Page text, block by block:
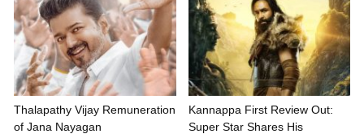
Thalapathy Vijay Remuneration
of Jana Nayagan
Kannappa First Review Out:
Super Star Shares His